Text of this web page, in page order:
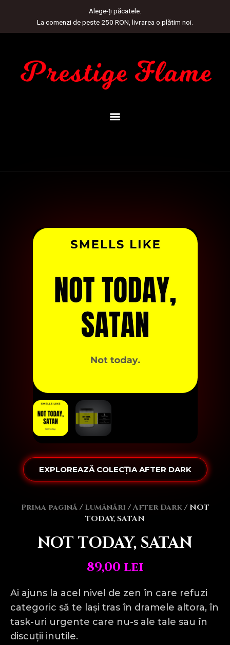
Alege-ți păcatele.
La comenzi de peste 250 RON, livrarea o plătim noi.
EXPLOREAZĂ COLECȚIA AFTER DARK
Prima pagină/ Lumânări /After Dark/ NOT
TODAY, SATAN
NOT TODAY, SATAN
89,00 lei
Ai ajuns la acel nivel de zen în care refuzi
categoric să te lași tras în dramele altora, în
task-uri urgente care nu-s ale tale sau în
discuții inutile.